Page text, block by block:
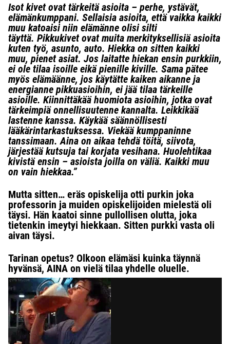
Isot kivet ovat tärkeitä asioita – perhe, ystävät,
elämänkumppani. Sellaisia asioita, että vaikka kaikki
muu katoaisi niin elämänne olisi silti
täyttä. Pikkukivet ovat muita merkityksellisiä asioita
kuten työ, asunto, auto. Hiekka on sitten kaikki
muu, pienet asiat. Jos laitatte hiekan ensin purkkiin,
ei ole tilaa isoille eikä pienille kiville. Sama pätee
myös elämäänne, jos käytätte kaiken aikanne ja
energianne pikkuasioihin, ei jää tilaa tärkeille
asioille. Kiinnittäkää huomiota asioihin, jotka ovat
tärkeimpiä onnellisuutenne kannalta. Leikkikää
lastenne kanssa. Käykää säännöllisesti
lääkärintarkastuksessa. Viekää kumppaninne
tanssimaan. Aina on aikaa tehdä töitä, siivota,
järjestää kutsuja tai korjata vesihana. Huolehtikaa
kivistä ensin – asioista joilla on väliä. Kaikki muu
on vain hiekkaa.”
Mutta sitten… eräs opiskelija otti purkin joka
professorin ja muiden opiskelijoiden mielestä oli
täysi. Hän kaatoi sinne pullollisen olutta, joka
tietenkin imeytyi hiekkaan. Sitten purkki vasta oli
aivan täysi.
Tarinan opetus? Olkoon elämäsi kuinka täynnä
hyvänsä, AINA on vielä tilaa yhdelle oluelle.